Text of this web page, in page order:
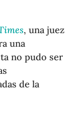
, una juez
una
no pudo ser
de la